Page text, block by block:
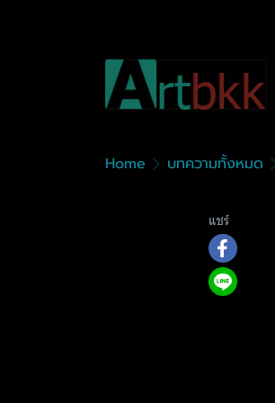
Home บทความทั้งหมด
แชร์